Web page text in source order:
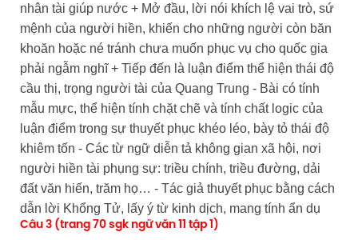
nhân tài giúp nước + Mở đầu, lời nói khích lệ vai trò, sứ
mệnh của người hiền, khiến cho những người còn băn
khoăn hoặc né tránh chưa muốn phục vụ cho quốc gia
phải ngẫm nghĩ + Tiếp đến là luận điểm thể hiện thái độ
cầu thị, trọng người tài của Quang Trung - Bài có tính
mẫu mực, thể hiện tính chặt chẽ và tính chất logic của
luận điểm trong sự thuyết phục khéo léo, bày tỏ thái độ
khiêm tốn - Các từ ngữ diễn tả không gian xã hội, nơi
người hiền tài phụng sự: triều chính, triều đường, dải
đất văn hiến, trăm họ… - Tác giả thuyết phục bằng cách
dẫn lời Khổng Tử, lấy ý từ kinh dịch, mang tính ẩn dụ
Câu 3 (trang 70 sgk ngữ văn 11 tập 1)